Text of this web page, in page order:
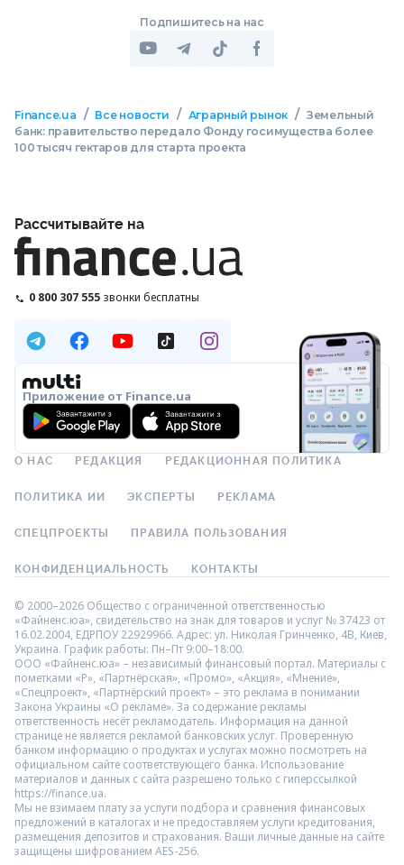
Подпишитесь на нас
Finance.ua / Все новости / Аграрный рынок / Земельный
банк: правительство передало Фонду госимущества более
100 тысяч гектаров для старта проекта
Рассчитывайте на
0 800 307 555 звонки бесплатны
Приложение от Finance.ua
О НАС РЕДАКЦИЯ РЕДАКЦИОННАЯ ПОЛИТИКА
ПОЛИТИКА ИИ ЭКСПЕРТЫ РЕКЛАМА
СПЕЦПРОЕКТЫ ПРАВИЛА ПОЛЬЗОВАНИЯ
КОНФИДЕНЦИАЛЬНОСТЬ КОНТАКТЫ
© 2000–2026 Общество с ограниченной ответственностью
«Файненс.юа», свидетельство на знак для товаров и услуг № 37423 от
16.02.2004, ЕДРПОУ 22929966. Адрес: ул. Николая Гринченко, 4В, Киев,
Украина. График работы: Пн–Пт 9:00–18:00.
ООО «Файненс.юа» – независимый финансовый портал. Материалы с
пометками «Р», «Партнёрская», «Промо», «Акция», «Мнение»,
«Спецпроект», «Партнёрский проект» – это реклама в понимании
Закона Украины «О рекламе». За содержание рекламы
ответственность несёт рекламодатель. Информация на данной
странице не является рекламой банковских услуг. Проверенную
банком информацию о продуктах и услугах можно посмотреть на
официальном сайте соответствующего банка. Использование
материалов и данных с сайта разрешено только с гиперссылкой
https://finance.ua.
Мы не взимаем плату за услуги подбора и сравнения финансовых
предложений в каталогах и не предоставляем услуги кредитования,
размещения депозитов и страхования. Ваши личные данные на сайте
защищены шифрованием AES-256.